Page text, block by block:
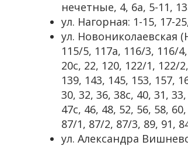
нечетные, 4, 6а, 5-11,
ул. Нагорная: 1-15, 17-
ул. Новониколаевская
115/5, 117а, 116/3, 116/
20с, 22, 120, 122/1, 122/
139, 143, 145, 153, 157,
30, 32, 36, 38с, 40, 31,
47с, 46, 48, 52, 56, 58,
87/1, 87/2, 87/3, 89, 91,
ул. Александра